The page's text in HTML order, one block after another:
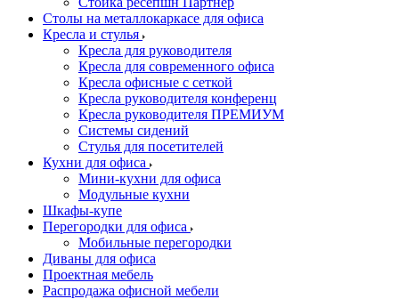
Столы на металлокаркасе для офиса
Кресла и стулья
Кресла для руководителя
Кресла для современного офиса
Кресла офисные с сеткой
Кресла руководителя конференц
Кресла руководителя ПРЕМИУМ
Системы сидений
Стулья для посетителей
Кухни для офиса
Мини-кухни для офиса
Модульные кухни
Шкафы-купе
Перегородки для офиса
Мобильные перегородки
Диваны для офиса
Проектная мебель
Распродажа офисной мебели